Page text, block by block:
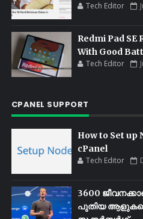
Tech Editor
Redmi Pad SE
With Good
Tech Editor
CPANEL SUPPORT
How to Set up
cPanel
Tech Editor
3600
പുതിയ